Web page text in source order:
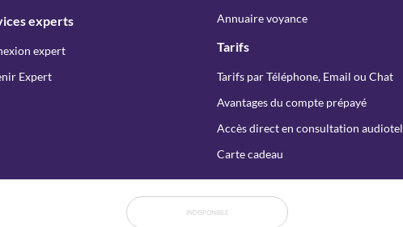
INDISPONIBLE
experts
expert
Expert
Annuaire voyance
Tarifs
Tarifs par Téléphone, Email ou Chat
Avantages du compte prépayé
Accès direct en consultation audiotel
Carte cadeau
Copyright © Spiriteo 2026 - Tous droits réservés